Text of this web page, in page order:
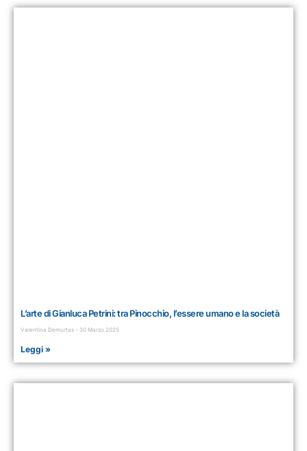
L’arte di Gianluca Petrini: tra Pinocchio, l’essere umano e la società
Valentina Demurtas 30 Marzo 2025
Leggi »